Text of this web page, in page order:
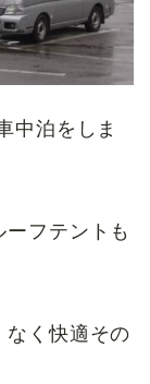
中泊をしま
フテントも
なく快適その